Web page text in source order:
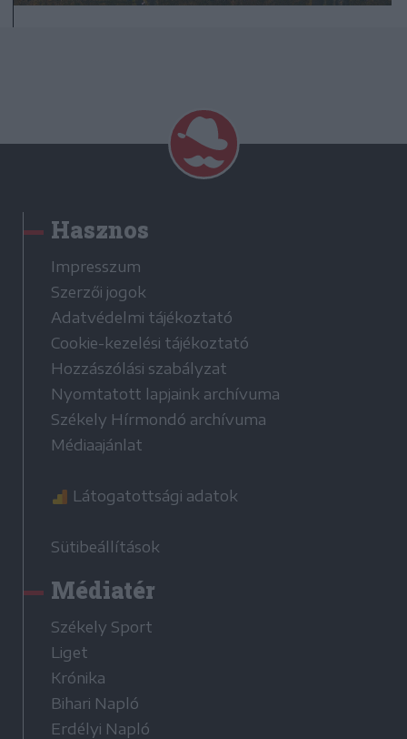
Hasznos
Impresszum
Szerzői jogok
Adatvédelmi tájékoztató
Cookie-kezelési tájékoztató
Hozzászólási szabályzat
Nyomtatott lapjaink archívuma
Székely Hírmondó archívuma
Médiaajánlat
Látogatottsági adatok
Sütibeállítások
Médiatér
Székely Sport
Liget
Krónika
Bihari Napló
Erdélyi Napló